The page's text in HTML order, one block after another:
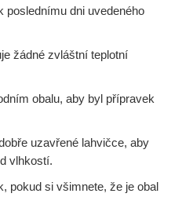
poslednímu dni uvedeného
žádné zvláštní teplotní
obalu, aby byl přípravek
uzavřené lahvičce, aby
vlhkostí.
pokud si všimnete, že je obal